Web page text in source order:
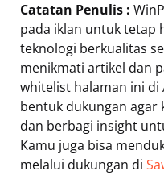
Catatan Penulis :
pada iklan untuk tetap
teknologi berkualitas
menikmati artikel dan
whitelist halaman ini di
bentuk dukungan agar
dan berbagi insight
Kamu juga bisa
melalui dukungan di